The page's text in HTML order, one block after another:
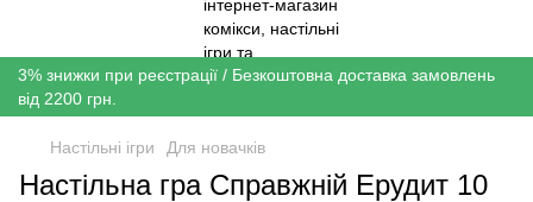
3% знижки при реєстрації / Безкоштовна доставка замовлень
від 2200 грн.
Настільні ігри Для новачків
Настільна гра Справжній Ерудит 10